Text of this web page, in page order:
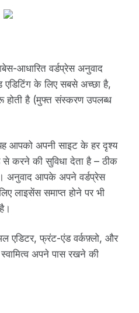
आधारित वर्डप्रेस अनुवाद
के लिए सबसे अच्छा है,
है (मुफ्त संस्करण उपलब्ध
आपको अपनी साइट के हर दृश्य
करने की सुविधा देता है – ठीक
आपके अपने वर्डप्रेस
लाइसेंस समाप्त होने पर भी
एडिटर, फ्रंट-एंड वर्कफ़्लो, और
अपने पास रखने की